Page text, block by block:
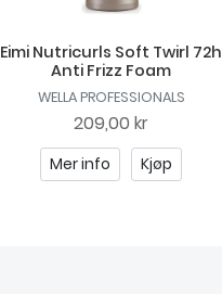
Eimi Nutricurls Soft Twirl 72h
Anti Frizz Foam
WELLA PROFESSIONALS
209,00 kr
Mer info Kjøp